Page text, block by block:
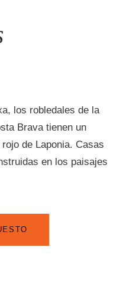
los robledales de la
Brava tienen un
de Laponia. Casas
en los paisajes